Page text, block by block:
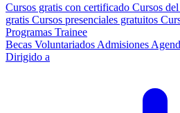
Cursos gratis con certificado Cursos
gratis Cursos presenciales gratuitos
Programas Trainee
Becas Voluntariados Admisiones
Dirigido a